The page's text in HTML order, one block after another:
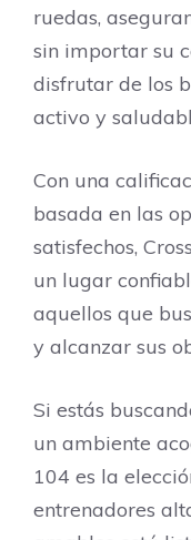
ruedas,
sin importar su
disfrutar de los
activo y
Con una
basada en las
satisfechos,
un lugar
aquellos que
y alcanzar sus
Si estás
un ambiente
104 es la
entrenadores